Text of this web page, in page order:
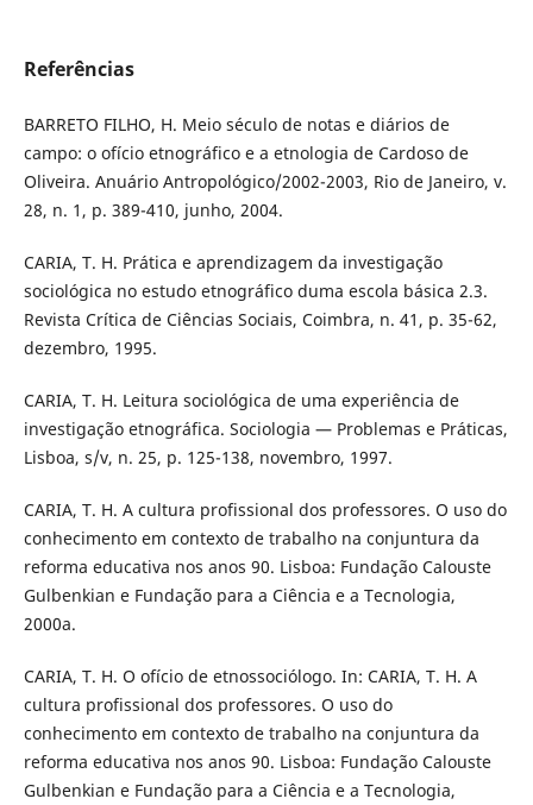
Referências
BARRETO FILHO, H. Meio século de notas e diários de
campo: o ofício etnográfico e a etnologia de Cardoso de
Oliveira. Anuário Antropológico/2002-2003, Rio de Janeiro, v.
28, n. 1, p. 389-410, junho, 2004.
CARIA, T. H. Prática e aprendizagem da investigação
sociológica no estudo etnográfico duma escola básica 2.3.
Revista Crítica de Ciências Sociais, Coimbra, n. 41, p. 35-62,
dezembro, 1995.
CARIA, T. H. Leitura sociológica de uma experiência de
investigação etnográfica. Sociologia — Problemas e Práticas,
Lisboa, s/v, n. 25, p. 125-138, novembro, 1997.
CARIA, T. H. A cultura profissional dos professores. O uso do
conhecimento em contexto de trabalho na conjuntura da
reforma educativa nos anos 90. Lisboa: Fundação Calouste
Gulbenkian e Fundação para a Ciência e a Tecnologia,
2000a.
CARIA, T. H. O ofício de etnossociólogo. In: CARIA, T. H. A
cultura profissional dos professores. O uso do
conhecimento em contexto de trabalho na conjuntura da
reforma educativa nos anos 90. Lisboa: Fundação Calouste
Gulbenkian e Fundação para a Ciência e a Tecnologia,